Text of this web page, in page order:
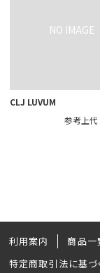
CLJ LUVUM
参考上代
利用案内 商品一
特定商取引法に基づ